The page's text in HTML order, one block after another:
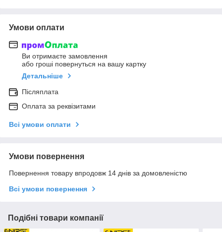
Умови оплати
Ви отримаєте замовлення
або гроші повернуться на вашу картку
Детальніше
Післяплата
Оплата за реквізитами
Всі умови оплати
Умови повернення
Повернення товару впродовж 14 днів за домовленістю
Всі умови повернення
Подібні товари компанії